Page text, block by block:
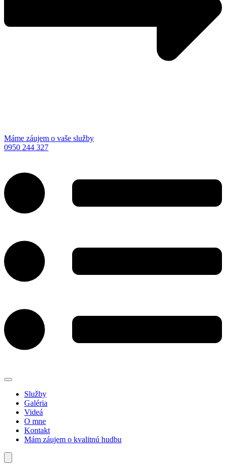
Máme záujem o vaše služby
0950 244 327
Služby
Galéria
Videá
O mne
Kontakt
Mám záujem o kvalitnú hudbu